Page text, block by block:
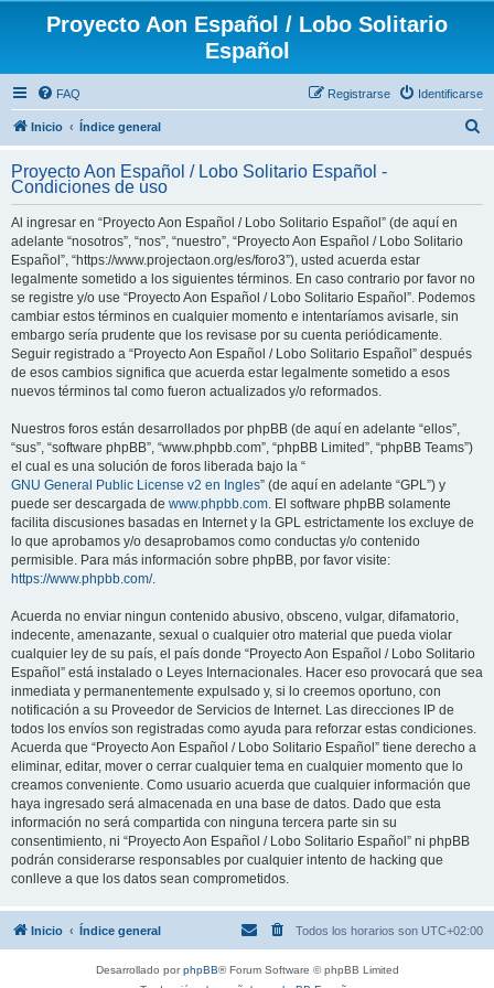
Proyecto Aon Español / Lobo Solitario
Español
FAQ Identificarse
Registrarse
Inicio Índice general
c
Proyecto Aon Español / Lobo Solitario Español -
Condiciones de uso
Al ingresar en “Proyecto Aon Español / Lobo Solitario Español” (de aquí en
adelante “nosotros”, “nos”, “nuestro”, “Proyecto Aon Español / Lobo Solitario
Español”, “https://www.projectaon.org/es/foro3”), usted acuerda estar
legalmente sometido a los siguientes términos. En caso contrario por favor no
se registre y/o use “Proyecto Aon Español / Lobo Solitario Español”. Podemos
cambiar estos términos en cualquier momento e intentaríamos avisarle, sin
embargo sería prudente que los revisase por su cuenta periódicamente.
Seguir registrado a “Proyecto Aon Español / Lobo Solitario Español” después
de esos cambios significa que acuerda estar legalmente sometido a esos
nuevos términos tal como fueron actualizados y/o reformados.
Nuestros foros están desarrollados por phpBB (de aquí en adelante “ellos”,
“sus”, “software phpBB”, “www.phpbb.com”, “phpBB Limited”, “phpBB Teams”)
el cual es una solución de foros liberada bajo la “
GNU General Public License v2 en Ingles” (de aquí en adelante “GPL”) y
puede ser descargada de www.phpbb.com. El software phpBB solamente
facilita discusiones basadas en Internet y la GPL estrictamente los excluye de
lo que aprobamos y/o desaprobamos como conductas y/o contenido
permisible. Para más información sobre phpBB, por favor visite:
https://www.phpbb.com/.
Acuerda no enviar ningun contenido abusivo, obsceno, vulgar, difamatorio,
indecente, amenazante, sexual o cualquier otro material que pueda violar
cualquier ley de su país, el país donde “Proyecto Aon Español / Lobo Solitario
Español” está instalado o Leyes Internacionales. Hacer eso provocará que sea
inmediata y permanentemente expulsado y, si lo creemos oportuno, con
notificación a su Proveedor de Servicios de Internet. Las direcciones IP de
todos los envíos son registradas como ayuda para reforzar estas condiciones.
Acuerda que “Proyecto Aon Español / Lobo Solitario Español” tiene derecho a
eliminar, editar, mover o cerrar cualquier tema en cualquier momento que lo
creamos conveniente. Como usuario acuerda que cualquier información que
haya ingresado será almacenada en una base de datos. Dado que esta
información no será compartida con ninguna tercera parte sin su
consentimiento, ni “Proyecto Aon Español / Lobo Solitario Español” ni phpBB
podrán considerarse responsables por cualquier intento de hacking que
conlleve a que los datos sean comprometidos.
Inicio Índice general Todos los horarios son UTC+02:00
Desarrollado porphpBB® Forum Software © phpBB Limited